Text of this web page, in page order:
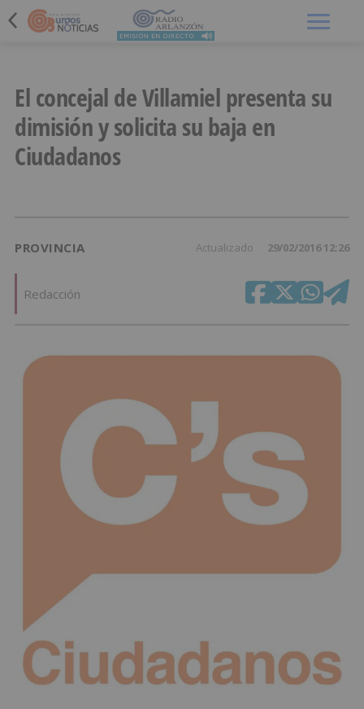
El concejal de Villamiel presenta su
dimisión y solicita su baja en
Ciudadanos
PROVINCIA Actualizado 29/02/2016 12:26
Redacción